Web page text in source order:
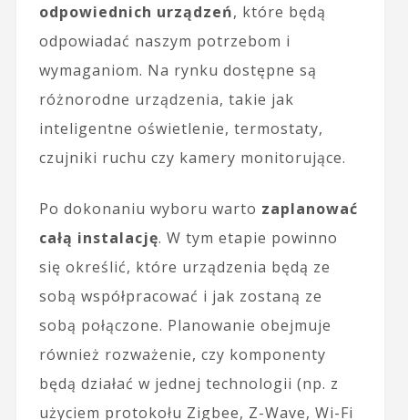
odpowiednich urządzeń, które będą
odpowiadać naszym potrzebom i
wymaganiom. Na rynku dostępne są
różnorodne urządzenia, takie jak
inteligentne oświetlenie, termostaty,
czujniki ruchu czy kamery monitorujące.
Po dokonaniu wyboru warto zaplanować
całą instalację. W tym etapie powinno
się określić, które urządzenia będą ze
sobą współpracować i jak zostaną ze
sobą połączone. Planowanie obejmuje
również rozważenie, czy komponenty
będą działać w jednej technologii (np. z
użyciem protokołu Zigbee, Z-Wave, Wi-Fi